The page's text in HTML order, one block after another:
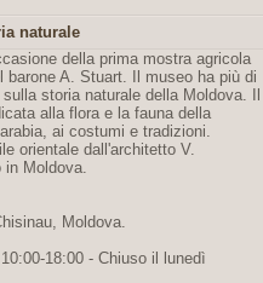
naturale
della prima mostra agricola
A. Stuart. Il museo ha più di
storia naturale della Moldova. Il
alla flora e la fauna della
ai costumi e tradizioni.
orientale dall'architetto V.
in Moldova.
Moldova.
18:00 - Chiuso il lunedì